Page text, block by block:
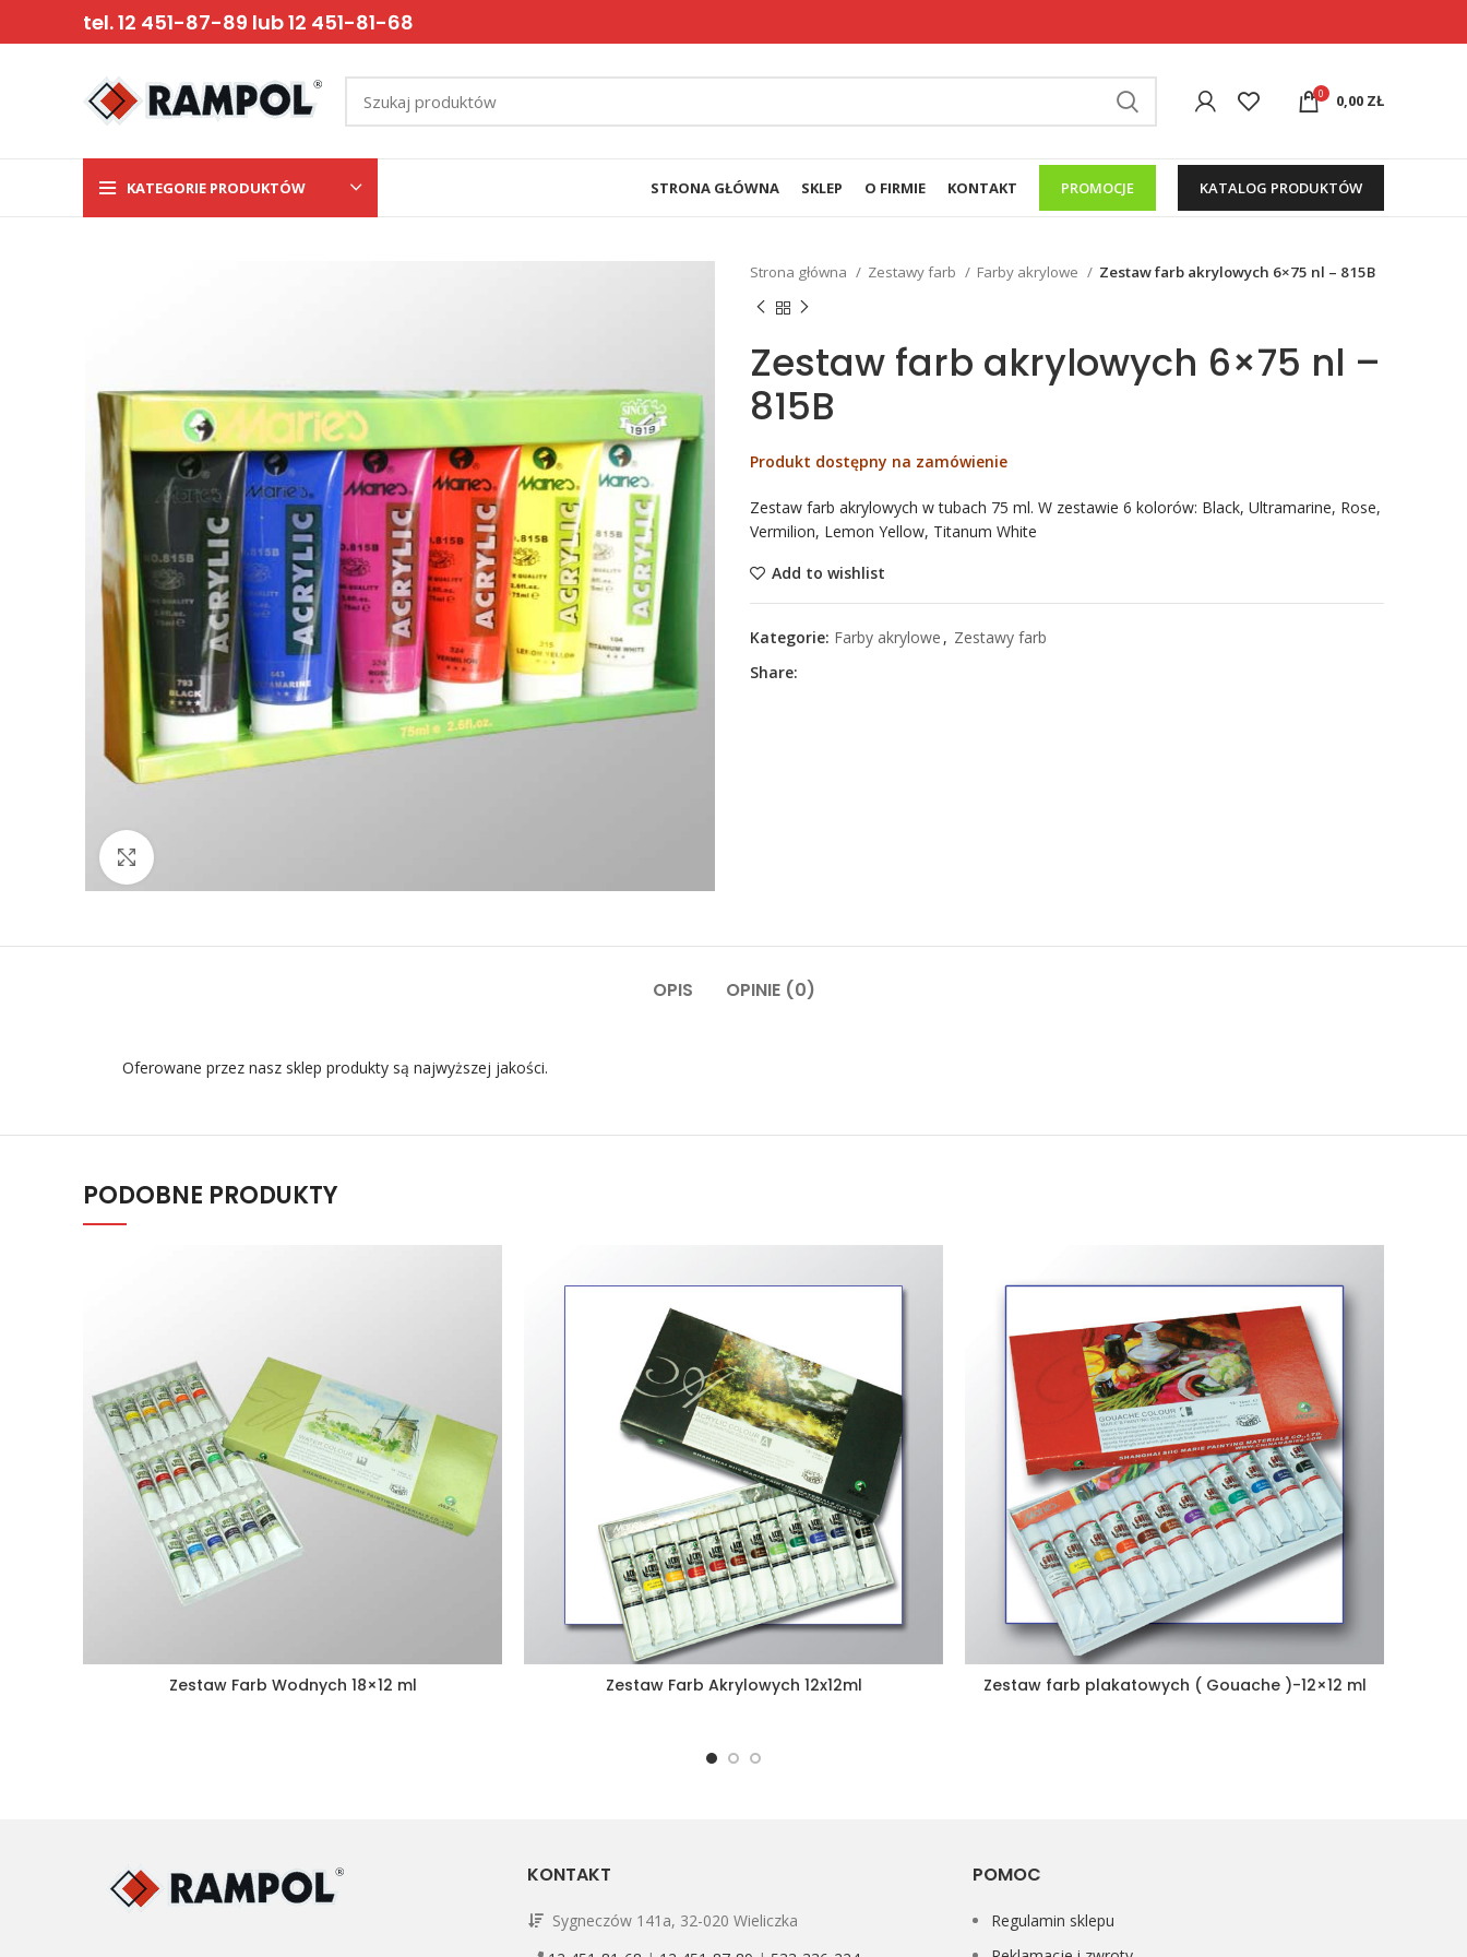
tel. 12 451-87-89 lub 12 451-81-68
0 0,00 ZŁ
KATEGORIE PRODUKTÓW STRONA GŁÓWNA SKLEP O FIRMIE KONTAKT PROMOCJE KATALOG PRODUKTÓW
Strona główna Zestawy farb Farby akrylowe Zestaw farb akrylowych 6×75 nl – 815B
Zestaw farb akrylowych 6×75 nl –
815B
Produkt dostępny na zamówienie
Zestaw farb akrylowych w tubach 75 ml. W zestawie 6 kolorów: Black, Ultramarine, Rose,
Vermilion, Lemon Yellow, Titanum White
Add to wishlist
Kategorie: Farby akrylowe , Zestawy farb
Share:
OPIS OPINIE (0)
Oferowane przez nasz sklep produkty są najwyższej jakości.
PODOBNE PRODUKTY
Zestaw Farb Wodnych 18×12 ml Zestaw Farb Akrylowych 12x12ml Zestaw farb plakatowych ( Gouache )-12×12 ml
KONTAKT
Sygneczów 141a, 32-020 Wieliczka
POMOC
Regulamin sklepu